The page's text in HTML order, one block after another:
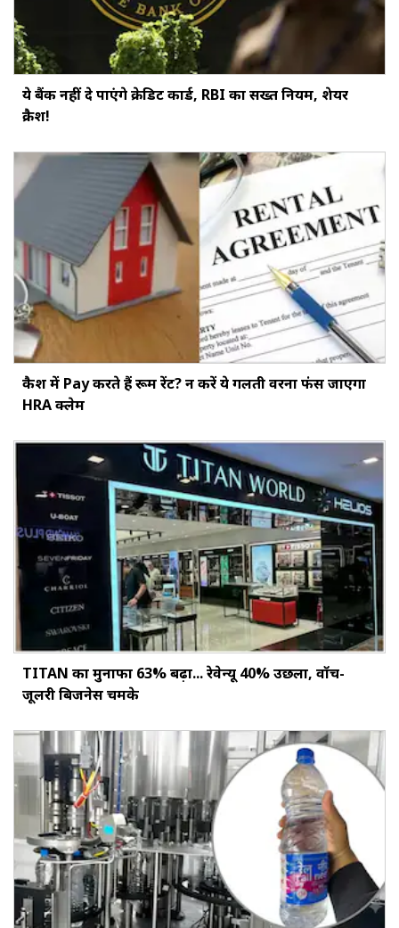
ये बैंक नहीं दे पाएंगे क्रेडिट कार्ड, RBI का सख्‍त नियम, शेयर
क्रैश!
कैश में Pay करते हैं रूम रेंट? न करें ये गलती वरना फंस जाएगा
HRA क्लेम
TITAN का मुनाफा 63% बढ़ा... रेवेन्यू 40% उछला, वॉच-
जूलरी बिजनेस चमके